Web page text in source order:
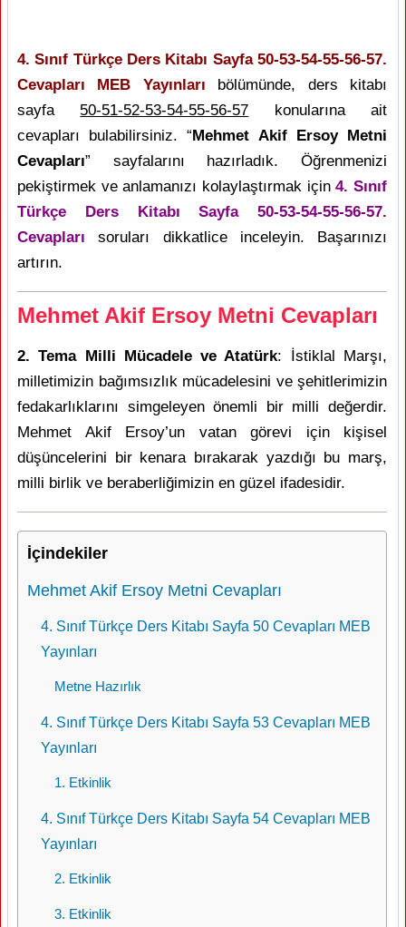
4. Sınıf Türkçe Ders Kitabı Sayfa 50-53-54-55-56-57.
Cevapları MEB Yayınları bölümünde, ders kitabı
sayfa 50-51-52-53-54-55-56-57 konularına ait
cevapları bulabilirsiniz. “Mehmet Akif Ersoy Metni
Cevapları” sayfalarını hazırladık. Öğrenmenizi
pekiştirmek ve anlamanızı kolaylaştırmak için4. Sınıf
Türkçe Ders Kitabı Sayfa 50-53-54-55-56-57.
Cevapları soruları dikkatlice inceleyin. Başarınızı
artırın.
Mehmet Akif Ersoy Metni Cevapları
2. Tema Milli Mücadele ve Atatürk: İstiklal Marşı,
milletimizin bağımsızlık mücadelesini ve şehitlerimizin
fedakarlıklarını simgeleyen önemli bir milli değerdir.
Mehmet Akif Ersoy’un vatan görevi için kişisel
düşüncelerini bir kenara bırakarak yazdığı bu marş,
milli birlik ve beraberliğimizin en güzel ifadesidir.
İçindekiler
Mehmet Akif Ersoy Metni Cevapları
4. Sınıf Türkçe Ders Kitabı Sayfa 50 Cevapları MEB
Yayınları
Metne Hazırlık
4. Sınıf Türkçe Ders Kitabı Sayfa 53 Cevapları MEB
Yayınları
1. Etkinlik
4. Sınıf Türkçe Ders Kitabı Sayfa 54 Cevapları MEB
Yayınları
2. Etkinlik
3. Etkinlik